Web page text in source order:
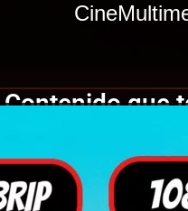
Contenido que